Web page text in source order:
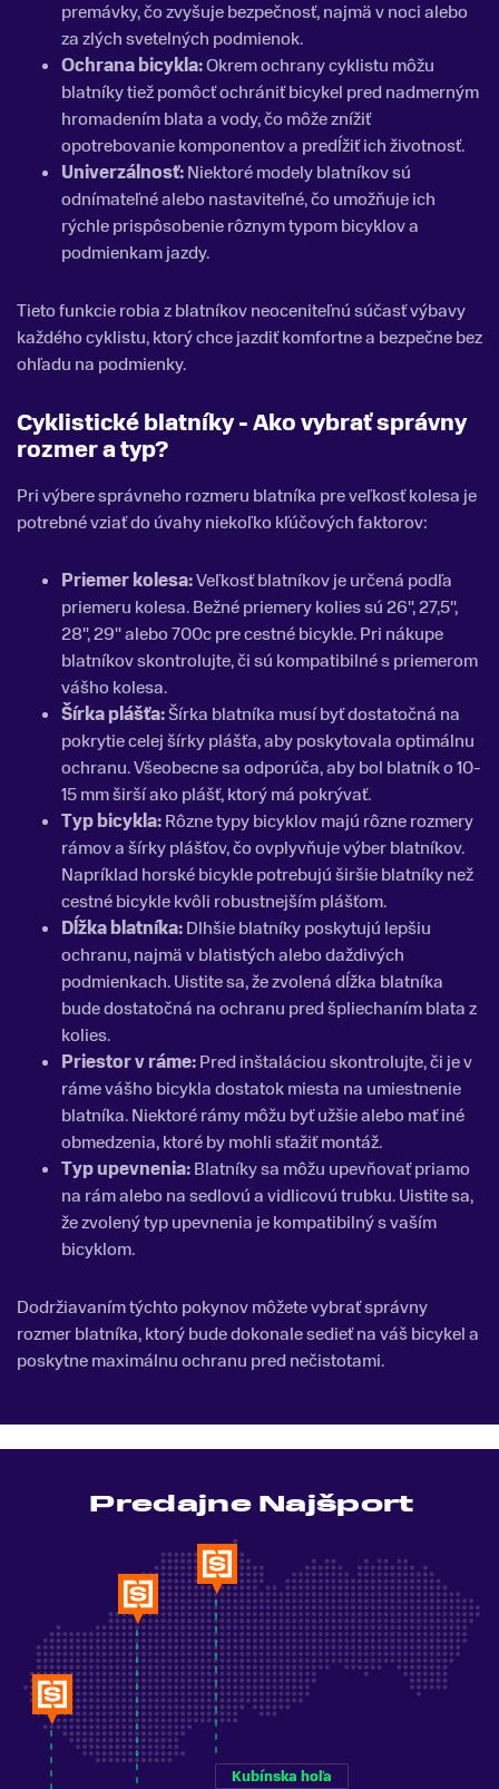
premávky, čo zvyšuje bezpečnosť, najmä v noci alebo
za zlých svetelných podmienok.
Ochrana bicykla:Okrem ochrany cyklistu môžu
blatníky tiež pomôcť ochrániť bicykel pred nadmerným
hromadením blata a vody, čo môže znížiť
opotrebovanie komponentov a predĺžiť ich životnosť.
Univerzálnosť:Niektoré modely blatníkov sú
odnímateľné alebo nastaviteľné, čo umožňuje ich
rýchle prispôsobenie rôznym typom bicyklov a
podmienkam jazdy.
Tieto funkcie robia z blatníkov neoceniteľnú súčasť výbavy
každého cyklistu, ktorý chce jazdiť komfortne a bezpečne bez
ohľadu na podmienky.
Cyklistické blatníky - Ako vybrať správny
rozmer a typ?
Pri výbere správneho rozmeru blatníka pre veľkosť kolesa je
potrebné vziať do úvahy niekoľko kľúčových faktorov:
Priemer kolesa:Veľkosť blatníkov je určená podľa
priemeru kolesa. Bežné priemery kolies sú 26", 27,5",
28", 29" alebo 700c pre cestné bicykle. Pri nákupe
blatníkov skontrolujte, či sú kompatibilné s priemerom
vášho kolesa.
Šírka plášťa:Šírka blatníka musí byť dostatočná na
pokrytie celej šírky plášťa, aby poskytovala optimálnu
ochranu. Všeobecne sa odporúča, aby bol blatník o 10-
15 mm širší ako plášť, ktorý má pokrývať.
Typ bicykla:Rôzne typy bicyklov majú rôzne rozmery
rámov a šírky plášťov, čo ovplyvňuje výber blatníkov.
Napríklad horské bicykle potrebujú širšie blatníky než
cestné bicykle kvôli robustnejším plášťom.
Dĺžka blatníka:Dlhšie blatníky poskytujú lepšiu
ochranu, najmä v blatistých alebo daždivých
podmienkach. Uistite sa, že zvolená dĺžka blatníka
bude dostatočná na ochranu pred špliechaním blata z
kolies.
Priestor v ráme:Pred inštaláciou skontrolujte, či je v
ráme vášho bicykla dostatok miesta na umiestnenie
blatníka. Niektoré rámy môžu byť užšie alebo mať iné
obmedzenia, ktoré by mohli sťažiť montáž.
Typ upevnenia:Blatníky sa môžu upevňovať priamo
na rám alebo na sedlovú a vidlicovú trubku. Uistite sa,
že zvolený typ upevnenia je kompatibilný s vaším
bicyklom.
Dodržiavaním týchto pokynov môžete vybrať správny
rozmer blatníka, ktorý bude dokonale sedieť na váš bicykel a
poskytne maximálnu ochranu pred nečistotami.
Predajne Najšport
Kubínska hoľa